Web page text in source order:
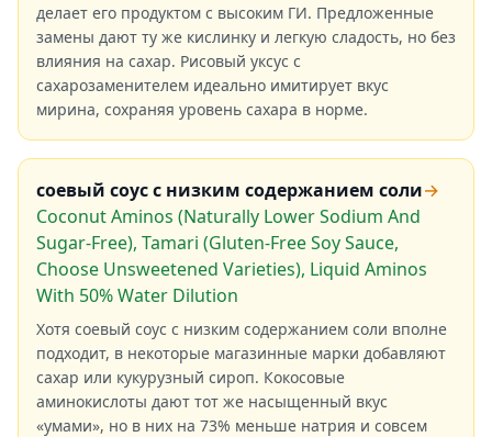
делает его продуктом с высоким ГИ. Предложенные
замены дают ту же кислинку и легкую сладость, но без
влияния на сахар. Рисовый уксус с
сахарозаменителем идеально имитирует вкус
мирина, сохраняя уровень сахара в норме.
соевый соус с низким содержанием соли→
Coconut Aminos (Naturally Lower Sodium And
Sugar-Free), Tamari (Gluten-Free Soy Sauce,
Choose Unsweetened Varieties), Liquid Aminos
With 50% Water Dilution
Хотя соевый соус с низким содержанием соли вполне
подходит, в некоторые магазинные марки добавляют
сахар или кукурузный сироп. Кокосовые
аминокислоты дают тот же насыщенный вкус
«умами», но в них на 73% меньше натрия и совсем